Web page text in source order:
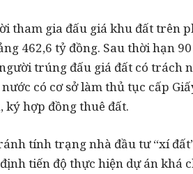
tham gia đấu giá khu đất trên
462,6 tỷ đồng. Sau thời hạn
trúng đấu giá đất có trách
có cơ sở làm thủ tục cấp
ký hợp đồng thuê đất.
tính trạng nhà đầu tư “xí
tiến độ thực hiện dự án khá